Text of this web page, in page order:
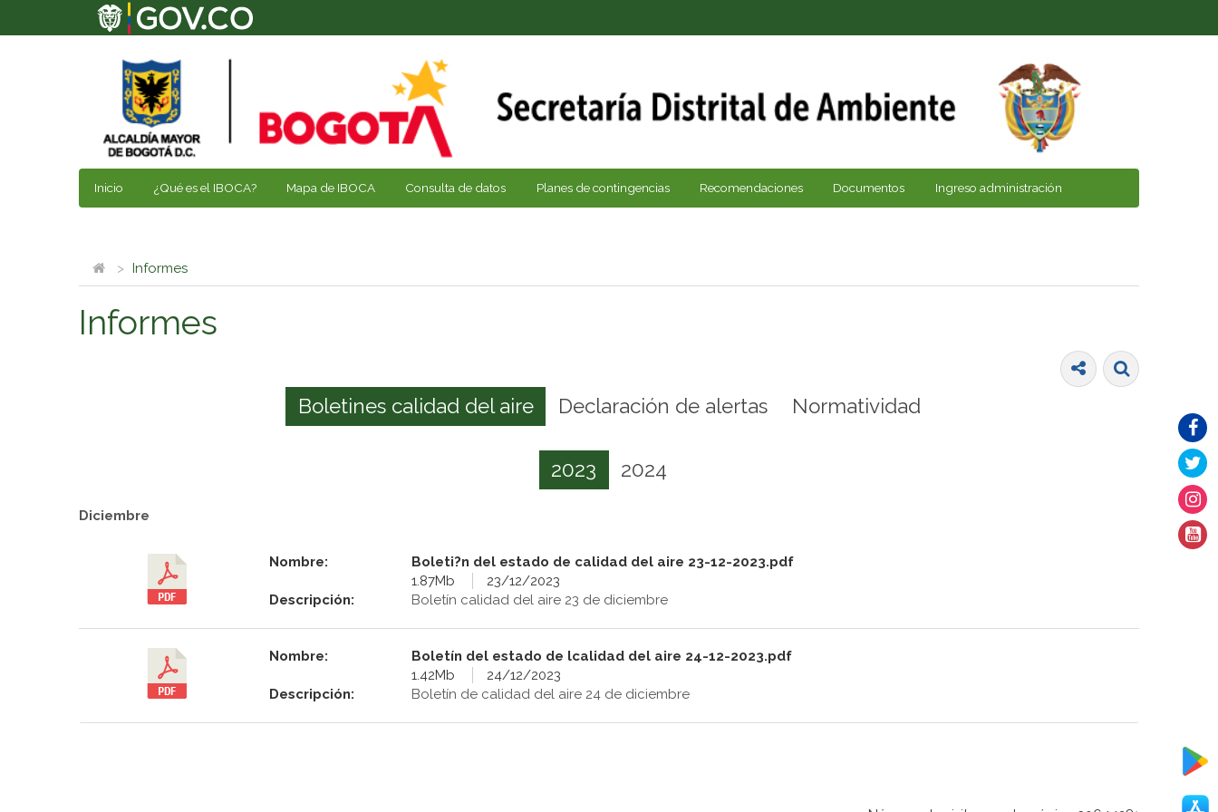
Inicio ¿Qué es el IBOCA? Mapa de IBOCA Consulta de datos Planes de contingencias Recomendaciones Documentos Ingreso administración
Informes
Informes
Boletines calidad del aire Declaración de alertas Normatividad
2023 2024
Diciembre
Nombre:
Boleti?n del estado de calidad del aire 23-12-2023.pdf
1.87Mb
23/12/2023
Descripción:
Boletín calidad del aire 23 de diciembre
Nombre:
Boletín del estado de lcalidad del aire 24-12-2023.pdf
1.42Mb
24/12/2023
Descripción:
Boletín de calidad del aire 24 de diciembre